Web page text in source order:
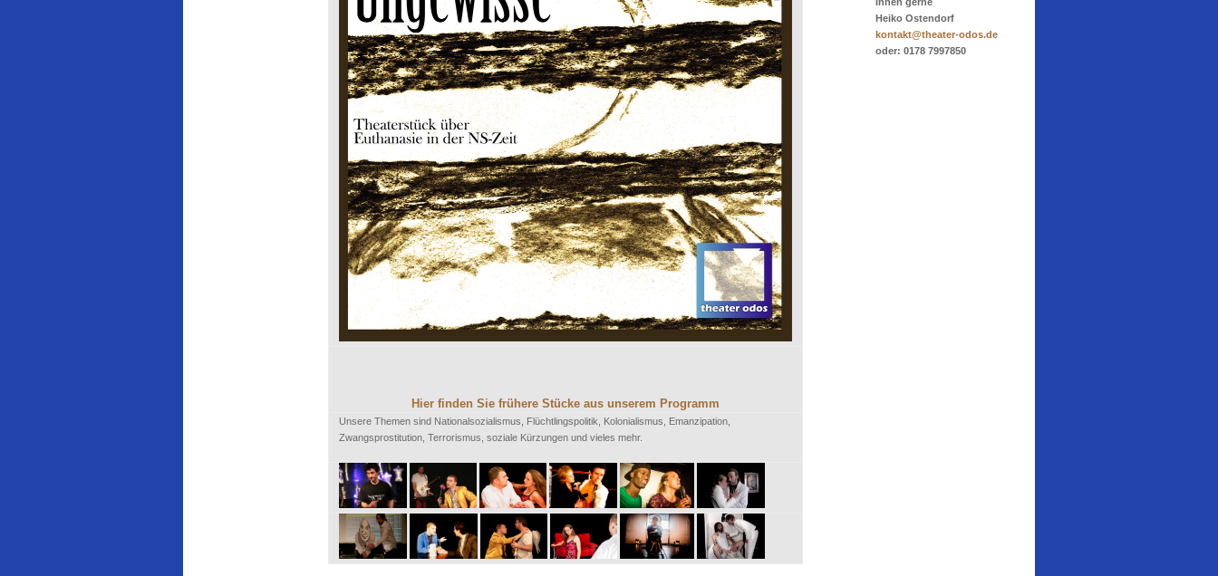
Hier finden Sie frühere Stücke aus unserem Programm
Unsere Themen sind Nationalsozialismus, Flüchtlingspolitik, Kolonialismus, Emanzipation,
Zwangsprostitution, Terrorismus, soziale Kürzungen und vieles mehr.
Heiko Ostendorf
kontakt@theater-odos.de
oder: 0178 7997850